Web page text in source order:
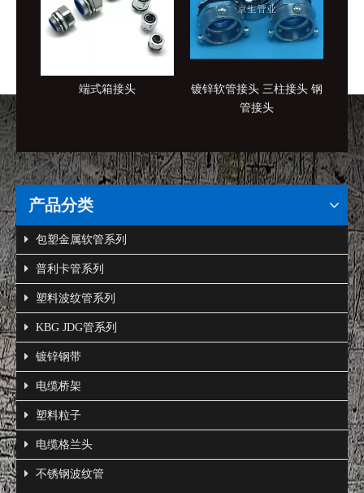
端式箱接头
镀锌软管接头 三柱接头 钢
管接头
产品分类
包塑金属软管系列
普利卡管系列
塑料波纹管系列
KBG JDG管系列
镀锌钢带
电缆桥架
塑料粒子
电缆格兰头
不锈钢波纹管